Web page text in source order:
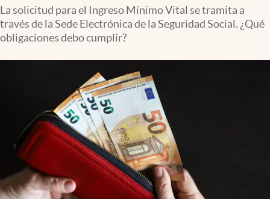
La solicitud para el Ingreso Mínimo Vital se tramita a
través de la Sede Electrónica de la Seguridad Social. ¿Qué
obligaciones debo cumplir?